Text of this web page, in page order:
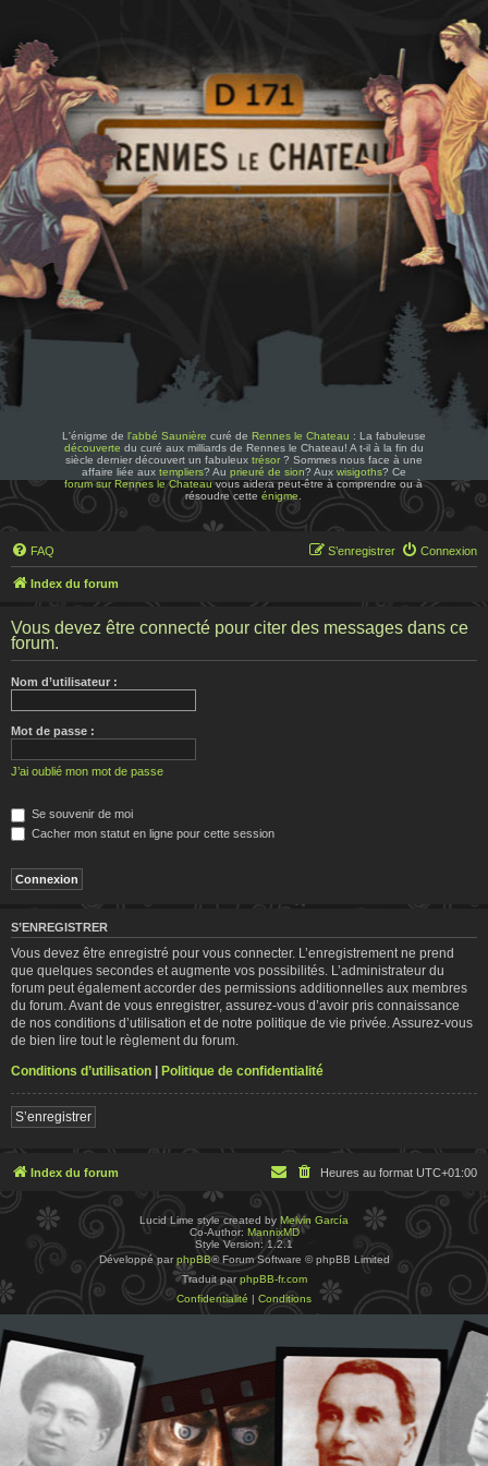
L'énigme de l'abbé Saunière curé de Rennes le Chateau : La fabuleuse
découverte du curé aux milliards de Rennes le Chateau! A t-il à la fin du
siècle dernier découvert un fabuleux trésor? Sommes nous face à une
affaire liée aux templiers? Au prieuré de sion? Aux wisigoths? Ce
forum sur Rennes le Chateauvous aidera peut-être à comprendre ou à
résoudre cetteénigme
FAQ Connexion
S’enregistrer
Index du forum
Vous devez être connecté pour citer des messages dans ce
forum.
Nom d’utilisateur :
Mot de passe :
J’ai oublié mon mot de passe
Se souvenir de moi
Cacher mon statut en ligne pour cette session
S’ENREGISTRER
Vous devez être enregistré pour vous connecter. L’enregistrement ne prend
que quelques secondes et augmente vos possibilités. L’administrateur du
forum peut également accorder des permissions additionnelles aux membres
du forum. Avant de vous enregistrer, assurez-vous d’avoir pris connaissance
de nos conditions d’utilisation et de notre politique de vie privée. Assurez-vous
de bien lire tout le règlement du forum.
Conditions d’utilisation | Politique de confidentialité
S’enregistrer
Index du forum Heures au format UTC+01:00
Lucid Lime style created by Melvin García
Co-Author: MannixMD
Style Version: 1.2.1
Développé par phpBB® Forum Software © phpBB Limited
Traduit par phpBB-fr.com
Confidentialité | Conditions